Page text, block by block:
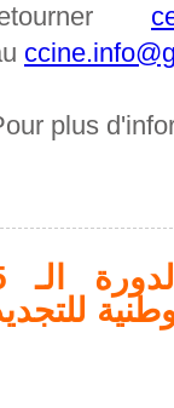
plus
وكالة